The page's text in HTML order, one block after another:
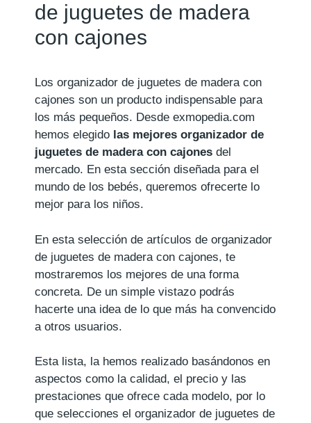
de juguetes de madera
con cajones
Los organizador de juguetes de madera con
cajones son un producto indispensable para
los más pequeños. Desde exmopedia.com
hemos elegido las mejores organizador de
juguetes de madera con cajones del
mercado. En esta sección diseñada para el
mundo de los bebés, queremos ofrecerte lo
mejor para los niños.
En esta selección de artículos de organizador
de juguetes de madera con cajones, te
mostraremos los mejores de una forma
concreta. De un simple vistazo podrás
hacerte una idea de lo que más ha convencido
a otros usuarios.
Esta lista, la hemos realizado basándonos en
aspectos como la calidad, el precio y las
prestaciones que ofrece cada modelo, por lo
que selecciones el organizador de juguetes de